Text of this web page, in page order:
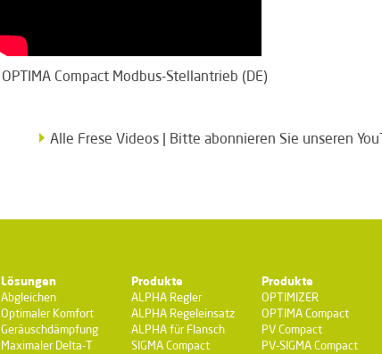
OPTIMA Compact Modbus-Stellantrieb (DE)
Alle Frese Videos | Bitte abonnieren Sie unseren
Lösungen
Abgleichen
Optimaler Komfort
Geräuschdämpfung
Maximaler Delta-T
Produkte
ALPHA Regler
ALPHA Regeleinsatz
ALPHA für Flansch
SIGMA Compact
Produkte
OPTIMIZER
OPTIMA Compact
PV Compact
PV-SIGMA Compact